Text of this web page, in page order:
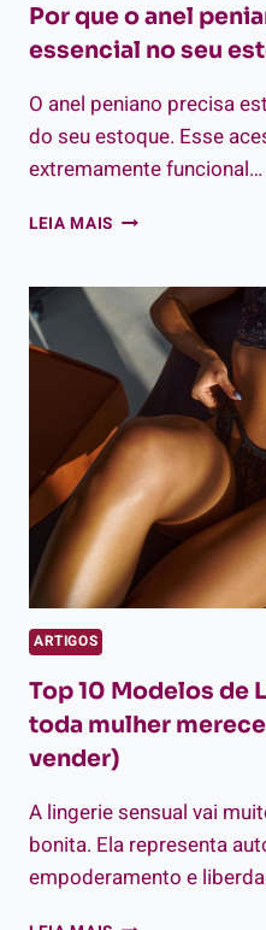
Por que o anel
essencial no seu
O anel peniano precisa
do seu estoque. Esse
extremamente funcional…
LEIA MAIS POR
ANEL
PENIANO
É
UM
PRODUTO
ESSENCIAL
NO
SEU
ESTOQUE
ARTIGOS
Top 10 Modelos de
toda mulher
vender)
A lingerie sensual vai
bonita. Ela representa
empoderamento e
TOP